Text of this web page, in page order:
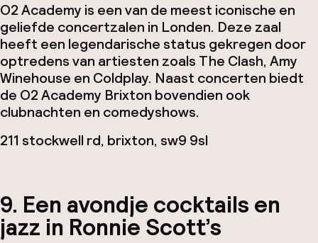
O2 Academy is een van de meest iconische en
geliefde concertzalen in Londen. Deze zaal
heeft een legendarische status gekregen door
optredens van artiesten zoals The Clash, Amy
Winehouse en Coldplay. Naast concerten biedt
de O2 Academy Brixton bovendien ook
clubnachten en comedyshows.
211 stockwell rd, brixton, sw9 9sl
9. Een avondje cocktails en
jazz in Ronnie Scott’s